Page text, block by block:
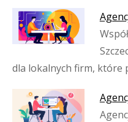
dla lokalnych firm, które